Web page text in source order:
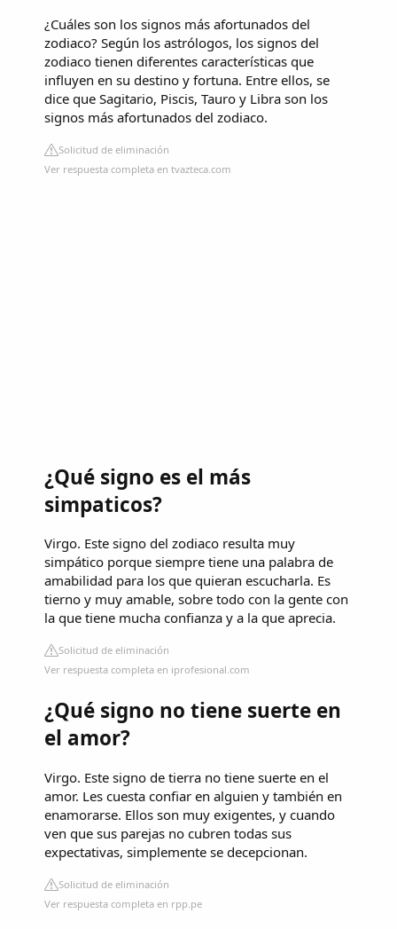
¿Cuáles son los signos más afortunados del
zodiaco? Según los astrólogos, los signos del
zodiaco tienen diferentes características que
influyen en su destino y fortuna. Entre ellos, se
dice que Sagitario, Piscis, Tauro y Libra son los
signos más afortunados del zodiaco.
Solicitud de eliminación
Ver respuesta completa en tvazteca.com
¿Qué signo es el más
simpaticos?
Virgo. Este signo del zodiaco resulta muy
simpático porque siempre tiene una palabra de
amabilidad para los que quieran escucharla. Es
tierno y muy amable, sobre todo con la gente con
la que tiene mucha confianza y a la que aprecia.
Solicitud de eliminación
Ver respuesta completa en iprofesional.com
¿Qué signo no tiene suerte en
el amor?
Virgo. Este signo de tierra no tiene suerte en el
amor. Les cuesta confiar en alguien y también en
enamorarse. Ellos son muy exigentes, y cuando
ven que sus parejas no cubren todas sus
expectativas, simplemente se decepcionan.
Solicitud de eliminación
Ver respuesta completa en rpp.pe